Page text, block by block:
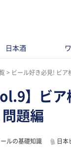
日本酒
ビール好き必見! ビア
】ビ
題編
ールの基礎知識 日本